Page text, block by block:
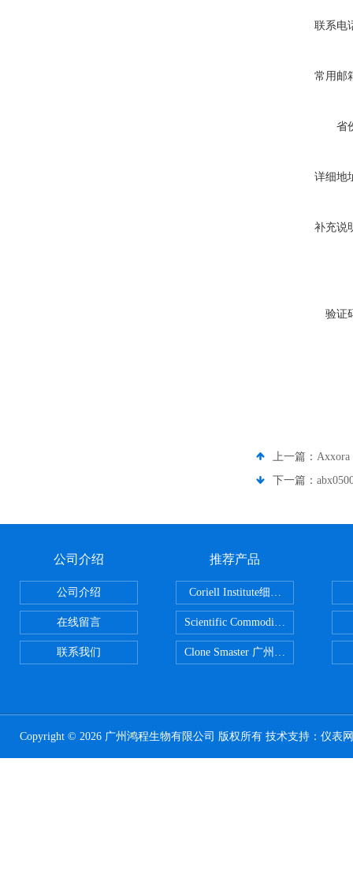
联系电
常用邮
省
详细地
补充说
验证
上一篇：
下一篇：
公司介绍
公司介绍
在线留言
联系我们
推荐产品
Scientific CommoditiesPE管 广州
Clone Smaster 广州鸿程代理
Copyright © 2026 广州鸿程生物有限公司 版权所有 技术支持： 仪表网